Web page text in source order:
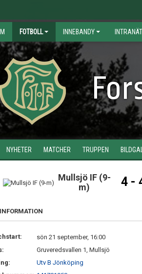
FOTBOLL INNEBANDY INTRANÄT
NYHETER MATCHER TRUPPEN
Mullsjö IF (9-
m)
4 -
sön 21 september, 16:00
Gruveredsvallen 1, Mullsjö
Utv B Jönköping